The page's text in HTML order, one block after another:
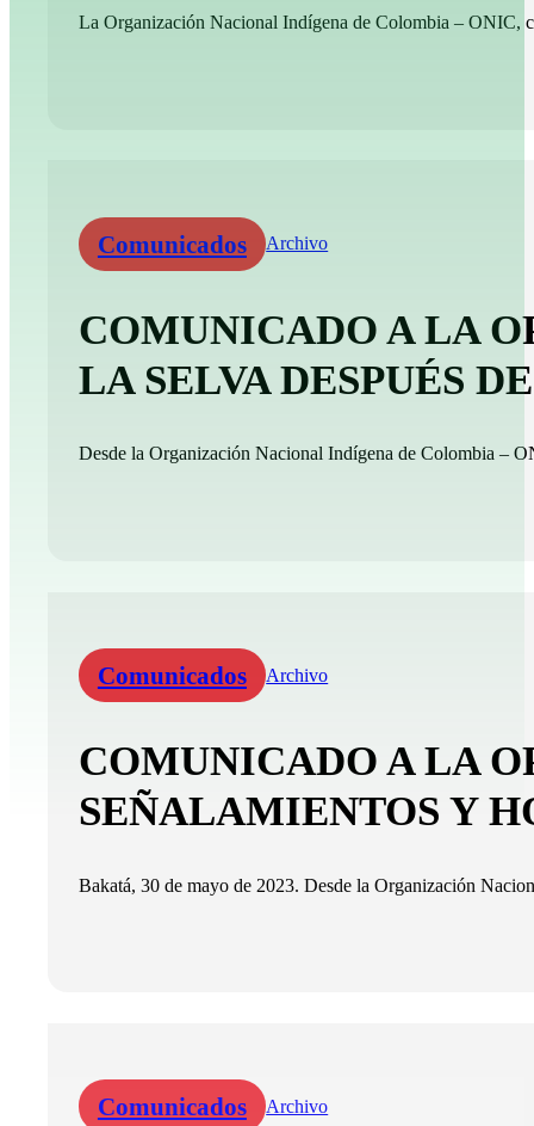
La Organización Nacional Indígena de Colombia – ONIC,
Comunicados Archivo
COMUNICADO A LA
LA SELVA DESPUÉS
Desde la Organización Nacional Indígena de Colombia –
Comunicados Archivo
COMUNICADO A LA
SEÑALAMIENTOS Y
Bakatá, 30 de mayo de 2023. Desde la Organización
Comunicados Archivo